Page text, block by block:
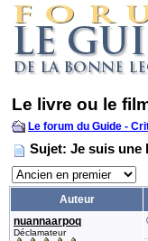
Le livre ou le
Le forum du Guide -
Sujet: Je suis une
Auteur
nuannaarpoq
Déclamateur